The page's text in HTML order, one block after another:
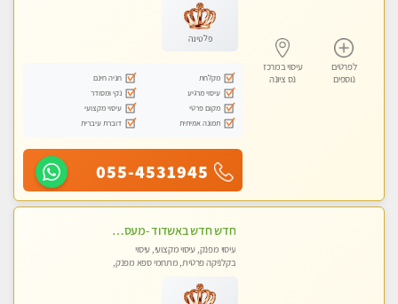
לפרטים
נוספים
עיסוי במרכז
נס ציונה
פלטינה
מקלחת
חניה חינם
עיסוי מרגיע
נקי ומסודר
מקום פרטי
עיסוי מקצועי
תמונה אמיתית
דוברת עיברית
055-4531945
חדש חדש באשדוד -מעסה מקצועית צעירה ואיכותית- ללא מין !!
עיסוי מפנק, עיסוי מקצועי, עיסוי
בקלניקה פרטית, מתחמי ספא מפנק,